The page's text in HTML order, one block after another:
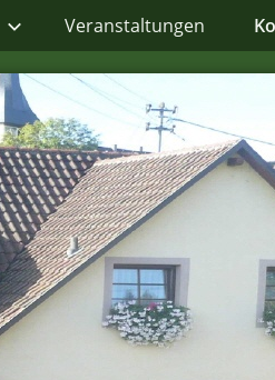
Veranstaltungen